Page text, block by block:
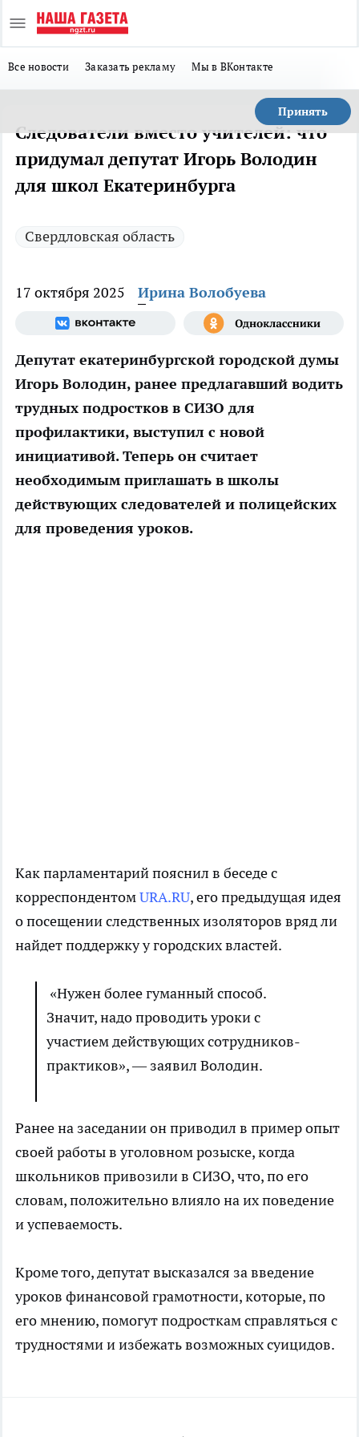
Все новости Заказать рекламу Мы в ВКонтакте
Принять
Следователи вместо учителей: что
придумал депутат Игорь Володин
для школ Екатеринбурга
Свердловская область
17 октября 2025 Ирина Волобуева
Депутат екатеринбургской городской думы
Игорь Володин, ранее предлагавший водить
трудных подростков в СИЗО для
профилактики, выступил с новой
инициативой. Теперь он считает
необходимым приглашать в школы
действующих следователей и полицейских
для проведения уроков.
Как парламентарий пояснил в беседе с
корреспондентомURA.RU, его предыдущая идея
о посещении следственных изоляторов вряд ли
найдет поддержку у городских властей.
«Нужен более гуманный способ.
Значит, надо проводить уроки с
участием действующих сотрудников-
практиков», — заявил Володин.
Ранее на заседании он приводил в пример опыт
своей работы в уголовном розыске, когда
школьников привозили в СИЗО, что, по его
словам, положительно влияло на их поведение
и успеваемость.
Кроме того, депутат высказался за введение
уроков финансовой грамотности, которые, по
его мнению, помогут подросткам справляться с
трудностями и избежать возможных суицидов.